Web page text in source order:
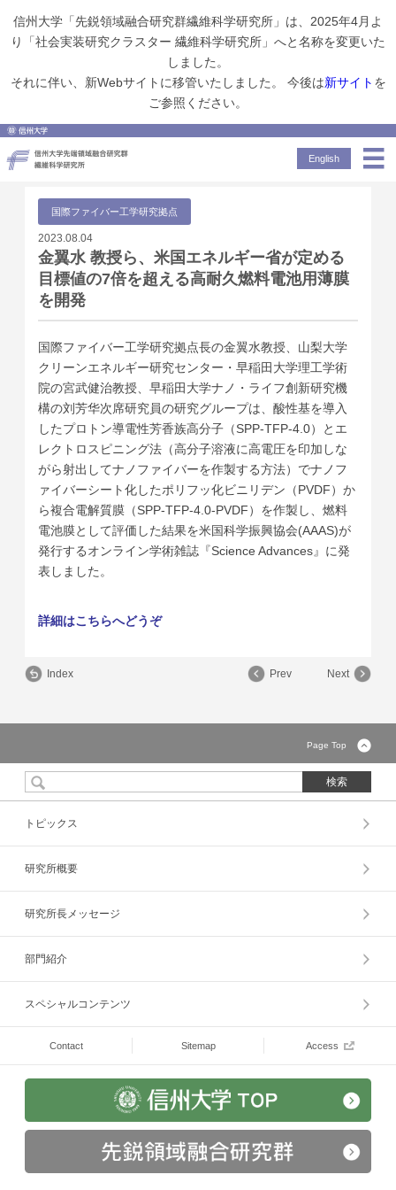
信州大学「先鋭領域融合研究群繊維科学研究所」は、2025年4月よ
り「社会実装研究クラスター 繊維科学研究所」へと名称を変更いた
しました。
それに伴い、新Webサイトに移管いたしました。 今後は新サイト を
ご参照ください。
English
Topics
国際ファイバー工学研究拠点
2023.08.04
金翼水 教授ら、米国エネルギー省が定める
目標値の7倍を超える高耐久燃料電池用薄膜
を開発
国際ファイバー工学研究拠点長の金翼水教授、山梨大学
クリーンエネルギー研究センター・早稲田大学理工学術
院の宮武健治教授、早稲田大学ナノ・ライフ創新研究機
構の刘芳华次席研究員の研究グループは、酸性基を導入
したプロトン導電性芳香族高分子（SPP-TFP-4.0）とエ
レクトロスピニング法（高分子溶液に高電圧を印加しな
がら射出してナノファイバーを作製する方法） でナノフ
ァイバーシート化したポリフッ化ビニリデン（PVDF）か
ら複合電解質膜（SPP-TFP-4.0-PVDF） を作製し、燃料
電池膜として評価した結果を米国科学振興協会(AAAS)が
発行するオンライン学術雑誌『Science Advances』に発
表しました。
詳細はこちらへどうぞ
Index Next
Prev
Page Top
トピックス
研究所概要
研究所長メッセージ
部門紹介
スペシャルコンテンツ
Contact Sitemap Access